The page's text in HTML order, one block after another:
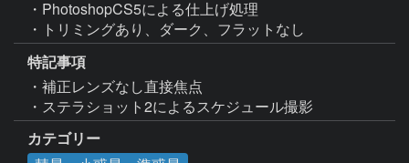
・PhotoshopCS5による仕上げ処理
・トリミングあり、ダーク、フラットなし
特記事項
・補正レンズなし直接焦点
・ステラショット2によるスケジュール撮影
カテゴリー